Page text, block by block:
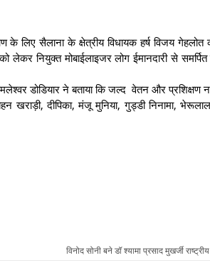
लिए सैलाना के क्षेत्रीय विधायक हर्ष विजय गेहलोत
नियुक्त मोबाईलाइजर लोग ईमानदारी से
डोडियार ने बताया कि जल्द वेतन और प्रशिक्षण
खराड़ी, दीपिका, मंजू मुनिया, गुड्डी निनामा, भेरूलाल
विनोद सोनी बने डॉ श्यामा प्रसाद मुखर्जी